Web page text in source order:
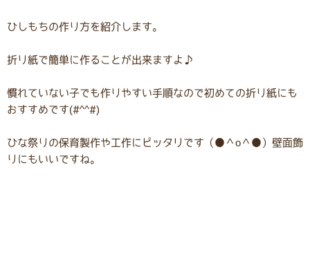
ひしもちの作り方を紹介します。
折り紙で簡単に作ることが出来ますよ♪
慣れていない子でも作りやすい手順なので初めての折り紙にも
おすすめです(#^^#)
ひな祭りの保育製作や工作にピッタリです（●＾o＾●）壁面飾
りにもいいですね。